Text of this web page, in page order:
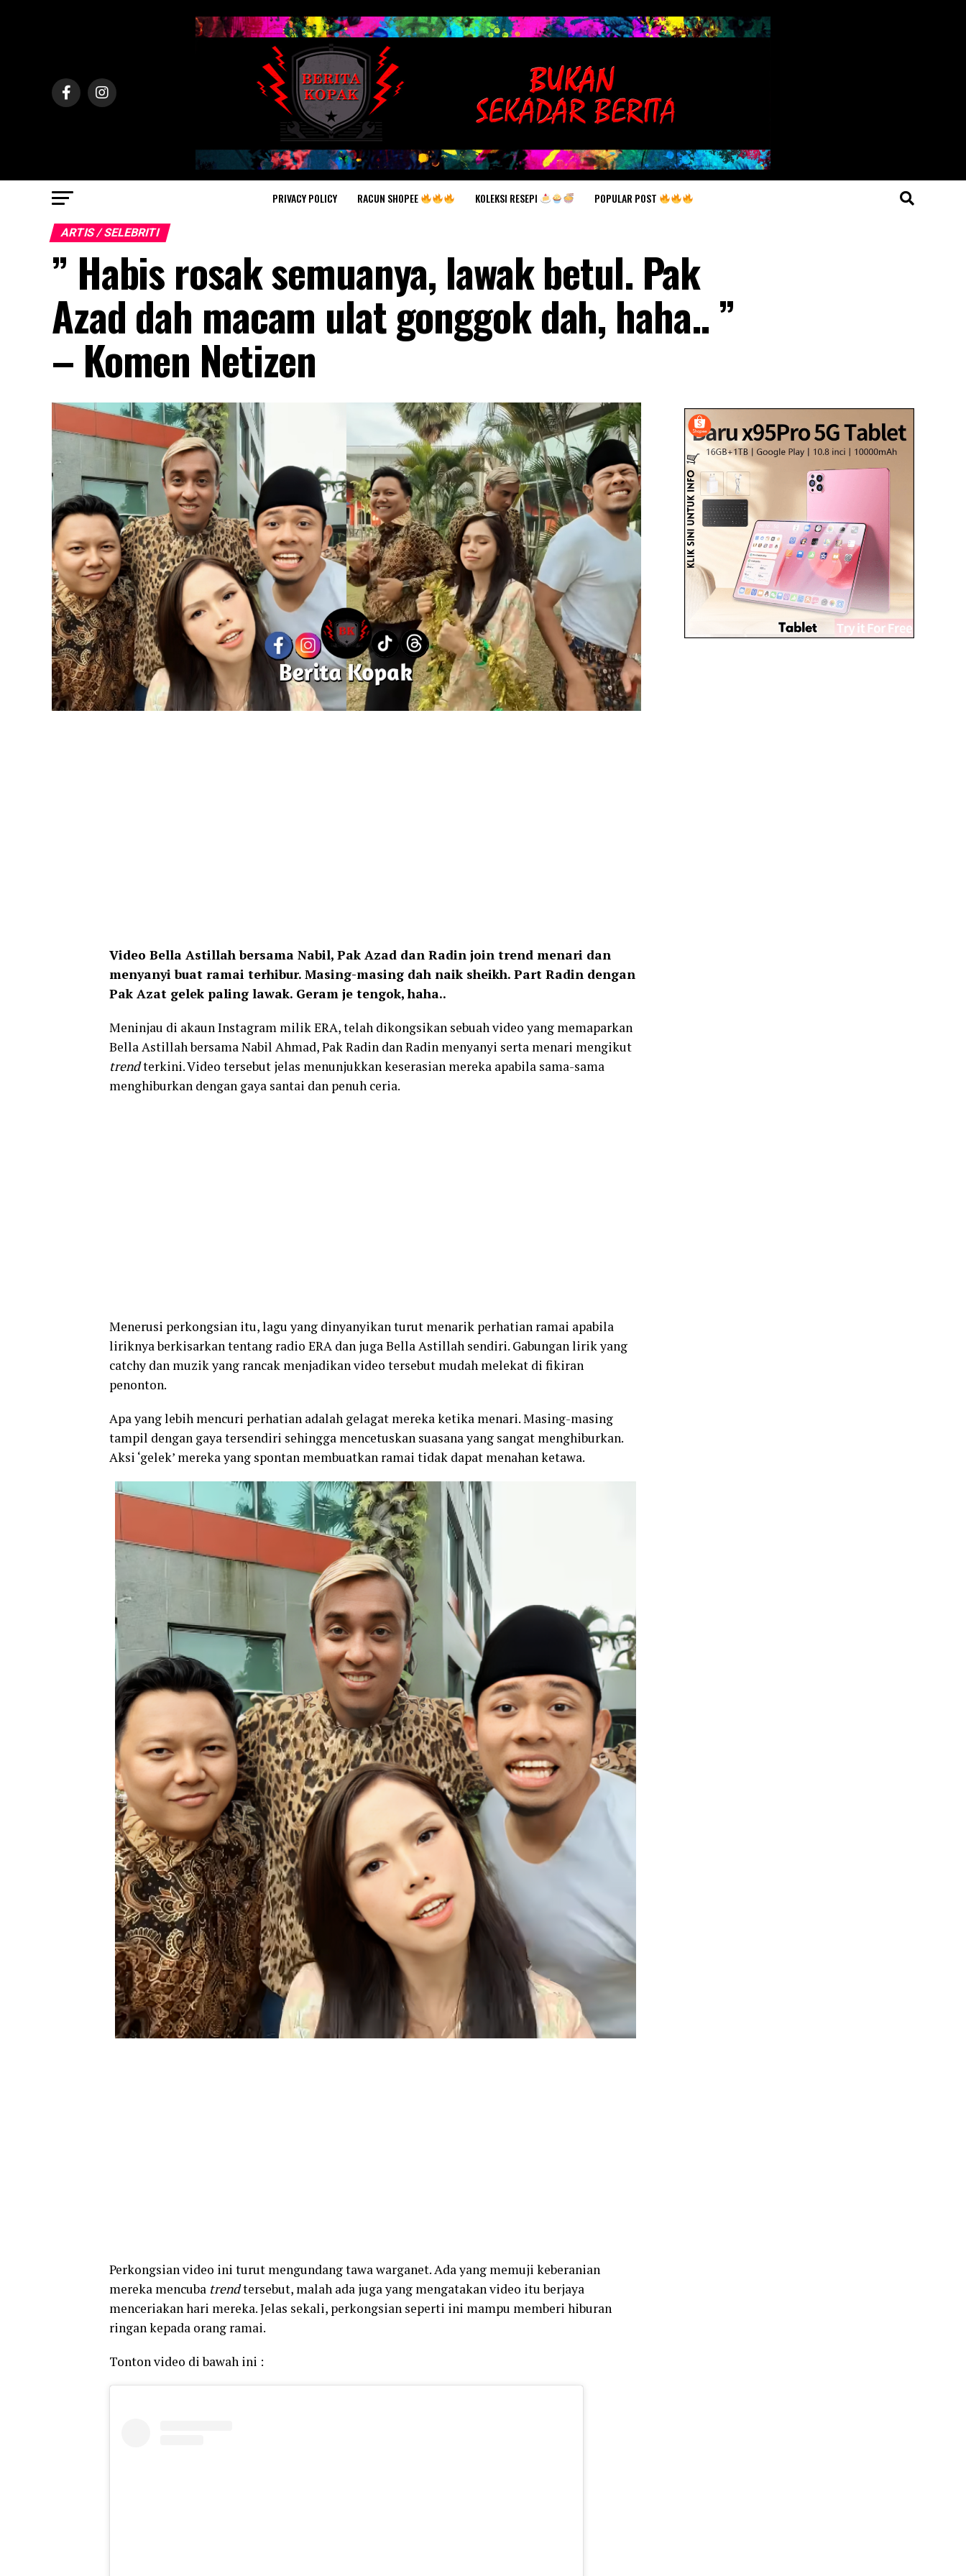
PRIVACY POLICY RACUN SHOPEE KOLEKSI RESEPI POPULAR POST
ARTIS / SELEBRITI
” Habis rosak semuanya, lawak betul. Pak
Azad dah macam ulat gonggok dah, haha.. ”
– Komen Netizen
Video Bella Astillah bersama Nabil, Pak Azad dan Radin join trend menari dan
menyanyi buat ramai terhibur. Masing-masing dah naik sheikh. Part Radin dengan
Pak Azat gelek paling lawak. Geram je tengok, haha..
Meninjau di akaun Instagram milikERA, telah dikongsikan sebuah video yang memaparkan
Bella AstillahbersamaNabil Ahmad,Pak Radin danRadin menyanyi serta menari mengikut
trendterkini. Video tersebut jelas menunjukkan keserasian mereka apabila sama-sama
menghiburkan dengan gaya santai dan penuh ceria.
Menerusi perkongsian itu, lagu yang dinyanyikan turut menarik perhatian ramai apabila
liriknya berkisarkan tentang radio ERA dan juga Bella Astillah sendiri. Gabungan lirik yang
catchy dan muzik yang rancak menjadikan video tersebut mudah melekat di fikiran
penonton.
Apa yang lebih mencuri perhatian adalah gelagat mereka ketika menari. Masing-masing
tampil dengan gaya tersendiri sehingga mencetuskan suasana yang sangat menghiburkan.
Aksi ‘gelek’ mereka yang spontan membuatkan ramai tidak dapat menahan ketawa.
Perkongsian video ini turut mengundang tawa warganet. Ada yang memuji keberanian
mereka mencuba trendtersebut, malah ada juga yang mengatakan video itu berjaya
menceriakan hari mereka. Jelas sekali, perkongsian seperti ini mampu memberi hiburan
ringan kepada orang ramai.
Tonton video di bawah ini :